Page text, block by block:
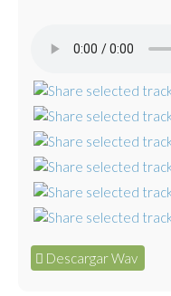
Descargar Wav